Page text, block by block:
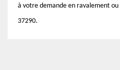
à votre demande en ravalement
37290.